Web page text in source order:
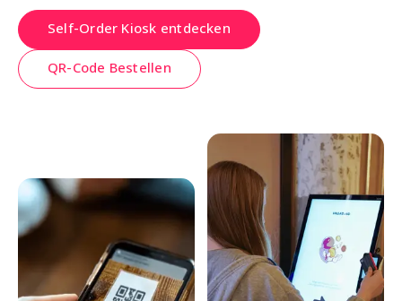
Self-Order Kiosk entdecken
QR-Code Bestellen